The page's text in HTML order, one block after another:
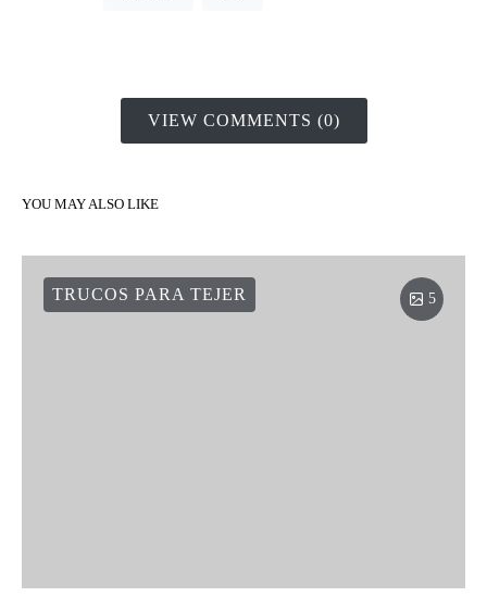
VIEW COMMENTS (0)
YOU MAY ALSO LIKE
TRUCOS PARA TEJER 5